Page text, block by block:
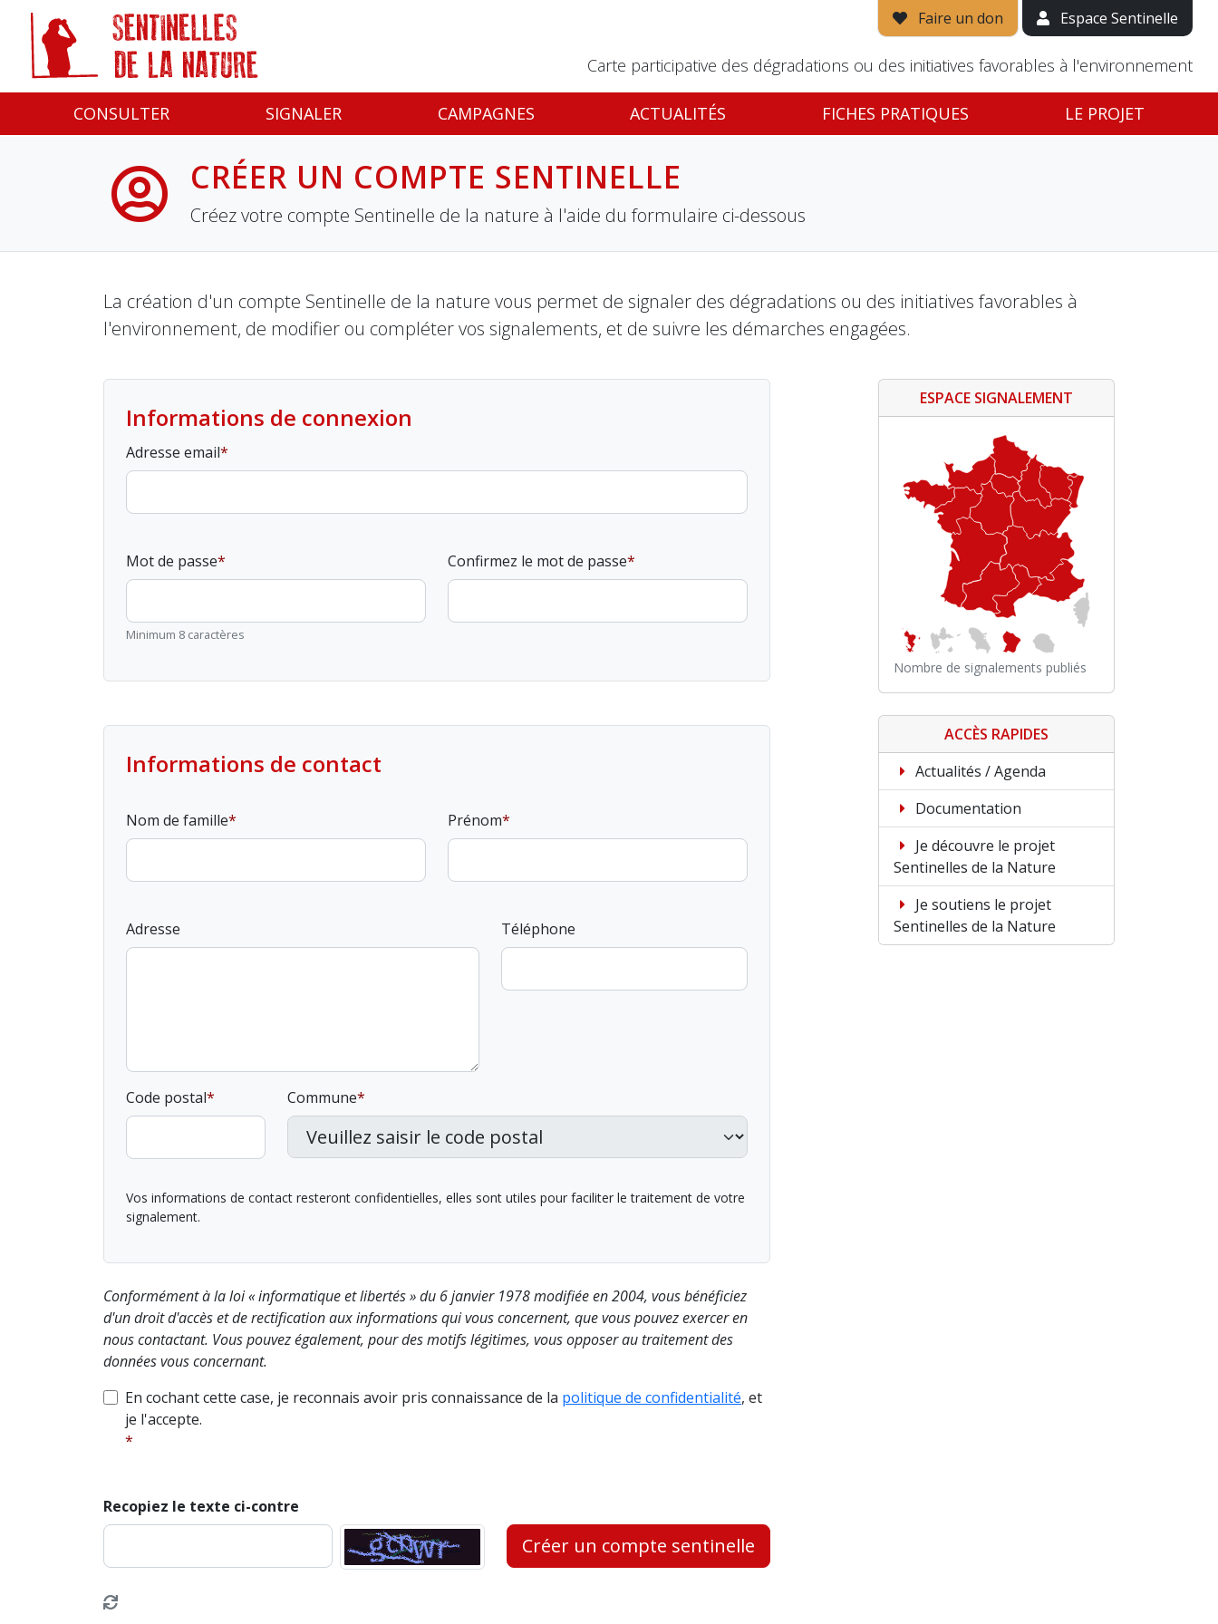
Faire un don Espace Sentinelle
Carte participative des dégradations ou des initiatives favorables à l'environnement
CONSULTER SIGNALER CAMPAGNES ACTUALITÉS FICHES PRATIQUES LE PROJET
CRÉER UN COMPTE SENTINELLE
Créez votre compte Sentinelle de la nature à l'aide du formulaire ci-dessous
La création d'un compte Sentinelle de la nature vous permet de signaler des dégradations ou des initiatives favorables à
l'environnement, de modifier ou compléter vos signalements, et de suivre les démarches engagées.
Informations de connexion
Adresse email
Mot de passe
Minimum 8 caractères
Confirmez le mot de passe
Informations de contact
Nom de famille Prénom
Adresse Téléphone
Code postal Commune
Vos informations de contact resteront confidentielles, elles sont utiles pour faciliter le traitement de votre
signalement.
Conformément à la loi « informatique et libertés » du 6 janvier 1978 modifiée en 2004, vous bénéficiez
d'un droit d'accès et de rectification aux informations qui vous concernent, que vous pouvez exercer en
nous contactant. Vous pouvez également, pour des motifs légitimes, vous opposer au traitement des
données vous concernant.
En cochant cette case, je reconnais avoir pris connaissance de la politique de confidentialité, et
je l'accepte.
Recopiez le texte ci-contre
Créer un compte sentinelle
ESPACE SIGNALEMENT
Nombre de signalements publiés
ACCÈS RAPIDES
Actualités / Agenda
Documentation
Je découvre le projet
Sentinelles de la Nature
Je soutiens le projet
Sentinelles de la Nature
Panneau de gestion des cookies